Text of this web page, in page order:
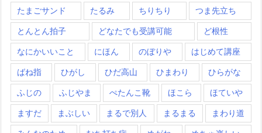
たまごサンド たるみ ちりちり つま先立ち
とんとん拍子 どなたでも受講可能 ど根性
なにかいいこと にほん のぼりや はじめて講座
ばね指 ひがし ひだ高山 ひまわり ひらがな
ふじの ふじやま ぺたんこ靴 ほこら ほていや
ますだ まぶしい まるで別人 まるまる まわり道